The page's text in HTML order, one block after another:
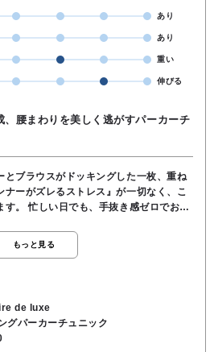
あり
あり
重い
伸びる
、腰まわりを美しく逃がすパーカーチ
とブラウスがドッキングした一枚、重ね
ナーがズレるストレス』が一切なく、こ
ゼロでお出
てくれ、上半分がコンパクトなパーカー
上がり、脚長効果もバツグンです。 ボ
きたい一着です。 ハリのあるニ
ス生地を組み合わせることで、リラック
リエステル100％, ●別布部分／ポリエ
もっと見る
de luxe
グパーカーチュニック